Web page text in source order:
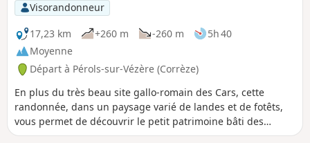
Visorandonneur
17,23 km
+260 m -260 m
5h 40
Moyenne
Départ à Pérols-sur-Vézère (Corrèze)
En plus du très beau site gallo-romain des Cars, cette
randonnée, dans un paysage varié de landes et de fotêts,
vous permet de découvrir le petit patrimoine bâti des
hameaux (croix, puits, ponts) et le beau village de